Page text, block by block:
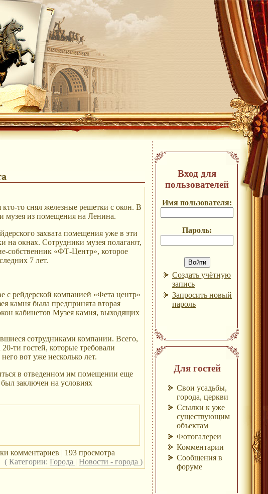
то снял железные решетки с окон. В
музея из помещения на Ленина.
захвата помещения уже в эти
на окнах. Сотрудники музея полагают,
собственник «ФТ-Центр», которое
7 лет.
с рейдерской компанией «Фета центр»
камня была предпринята вторая
кабинетов Музея камня, выходящих
сотрудниками компании. Всего,
ти гостей, которые требовали
вот уже несколько лет.
в отведенном им помещении еще
заключен на условиях
комментариев | 193 просмотра
( Категории: Города | Новости - города )
Вход для
пользователей
Имя пользователя:
Пароль:
Создать учётную
запись
Запросить новый
пароль
Для гостей
Свои усадьбы,
города, церкви
Ссылки к уже
существующим
объектам
Фотогалереи
Комментарии
Сообщения в
форуме